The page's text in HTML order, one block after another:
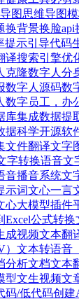
图思维导图
换背景换脸api
提示引导代码
译搜索引擎优
克隆数字人分
数字人源码数
数字员工，办
库集成数据提
据科学开源软
文件翻译文字
字转换语音文
音播音系统文
示词文心一言
心大模型插件
Excel公式转换
成视频文本翻
文本转语音
分析文档文本
型文生视频文
码/低代码创建